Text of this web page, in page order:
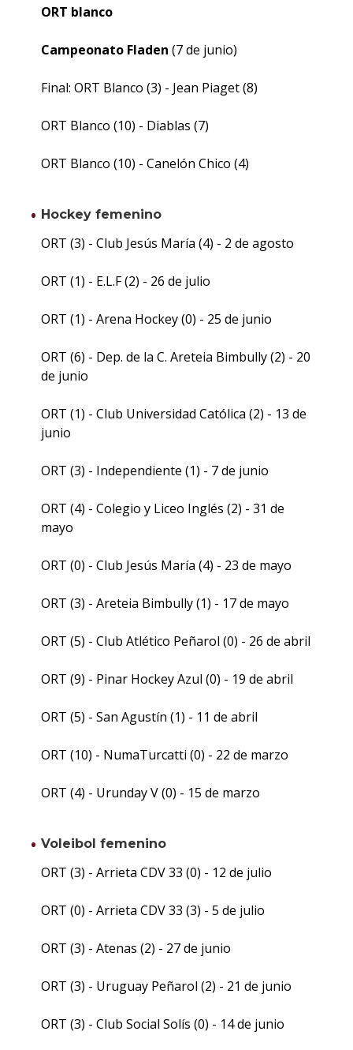
ORT blanco
Campeonato Fladen (7 de junio)
Final: ORT Blanco (3) - Jean Piaget (8)
ORT Blanco (10) - Diablas (7)
ORT Blanco (10) - Canelón Chico (4)
Hockey femenino
ORT (3) - Club Jesús María (4) - 2 de agosto
ORT (1) - E.L.F (2) - 26 de julio
ORT (1) - Arena Hockey (0) - 25 de junio
ORT (6) - Dep. de la C. Areteia Bimbully (2) - 20
de junio
ORT (1) - Club Universidad Católica (2) - 13 de
junio
ORT (3) - Independiente (1) - 7 de junio
ORT (4) - Colegio y Liceo Inglés (2) - 31 de
mayo
ORT (0) - Club Jesús María (4) - 23 de mayo
ORT (3) - Areteia Bimbully (1) - 17 de mayo
ORT (5) - Club Atlético Peñarol (0) - 26 de abril
ORT (9) - Pinar Hockey Azul (0) - 19 de abril
ORT (5) - San Agustín (1) - 11 de abril
ORT (10) - NumaTurcatti (0) - 22 de marzo
ORT (4) - Urunday V (0) - 15 de marzo
Voleibol femenino
ORT (3) - Arrieta CDV 33 (0) - 12 de julio
ORT (0) - Arrieta CDV 33 (3) - 5 de julio
ORT (3) - Atenas (2) - 27 de junio
ORT (3) - Uruguay Peñarol (2) - 21 de junio
ORT (3) - Club Social Solís (0) - 14 de junio